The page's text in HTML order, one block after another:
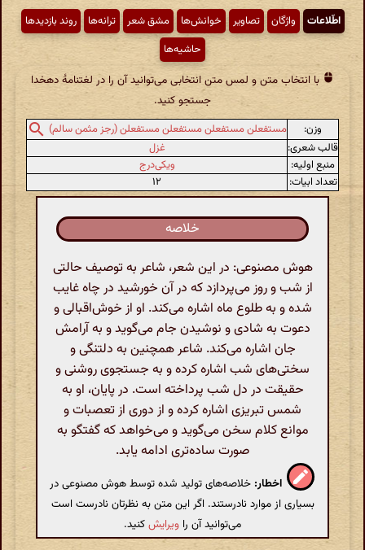
اطّلاعات واژگان تصاویر خوانش‌ها مشق شعر ترانه‌ها
روند بازدیدها
حاشیه‌ها
با انتخاب متن و لمس متن انتخابی می‌توانید آن را در لغتنامهٔ دهخدا
جستجو کنید.
وزن:
مستفعلن مستفعلن مستفعلن مستفعلن (رجز مثمن سالم)
قالب شعری:
غزل
منبع اولیه:
ویکی‌درج
تعداد ابیات:
۱۲
خلاصه
هوش مصنوعی: در این شعر، شاعر به توصیف حالتی
از شب و روز می‌پردازد که در آن خورشید در چاه غایب
شده و به طلوع ماه اشاره می‌کند. او از خوش‌اقبالی و
دعوت به شادی و نوشیدن جام می‌گوید و به آرامش
جان اشاره می‌کند. شاعر همچنین به دلتنگی و
سختی‌های شب اشاره کرده و به جستجوی روشنی و
حقیقت در دل شب پرداخته است. در پایان، او به
شمس تبریزی اشاره کرده و از دوری از تعصبات و
موانع کلام سخن می‌گوید و می‌خواهد که گفتگو به
صورت ساده‌تری ادامه یابد.
اخطار: خلاصه‌های تولید شده توسط هوش مصنوعی در
بسیاری از موارد نادرستند. اگر این متن به نظرتان نادرست است
می‌توانید آن را ویرایشکنید.